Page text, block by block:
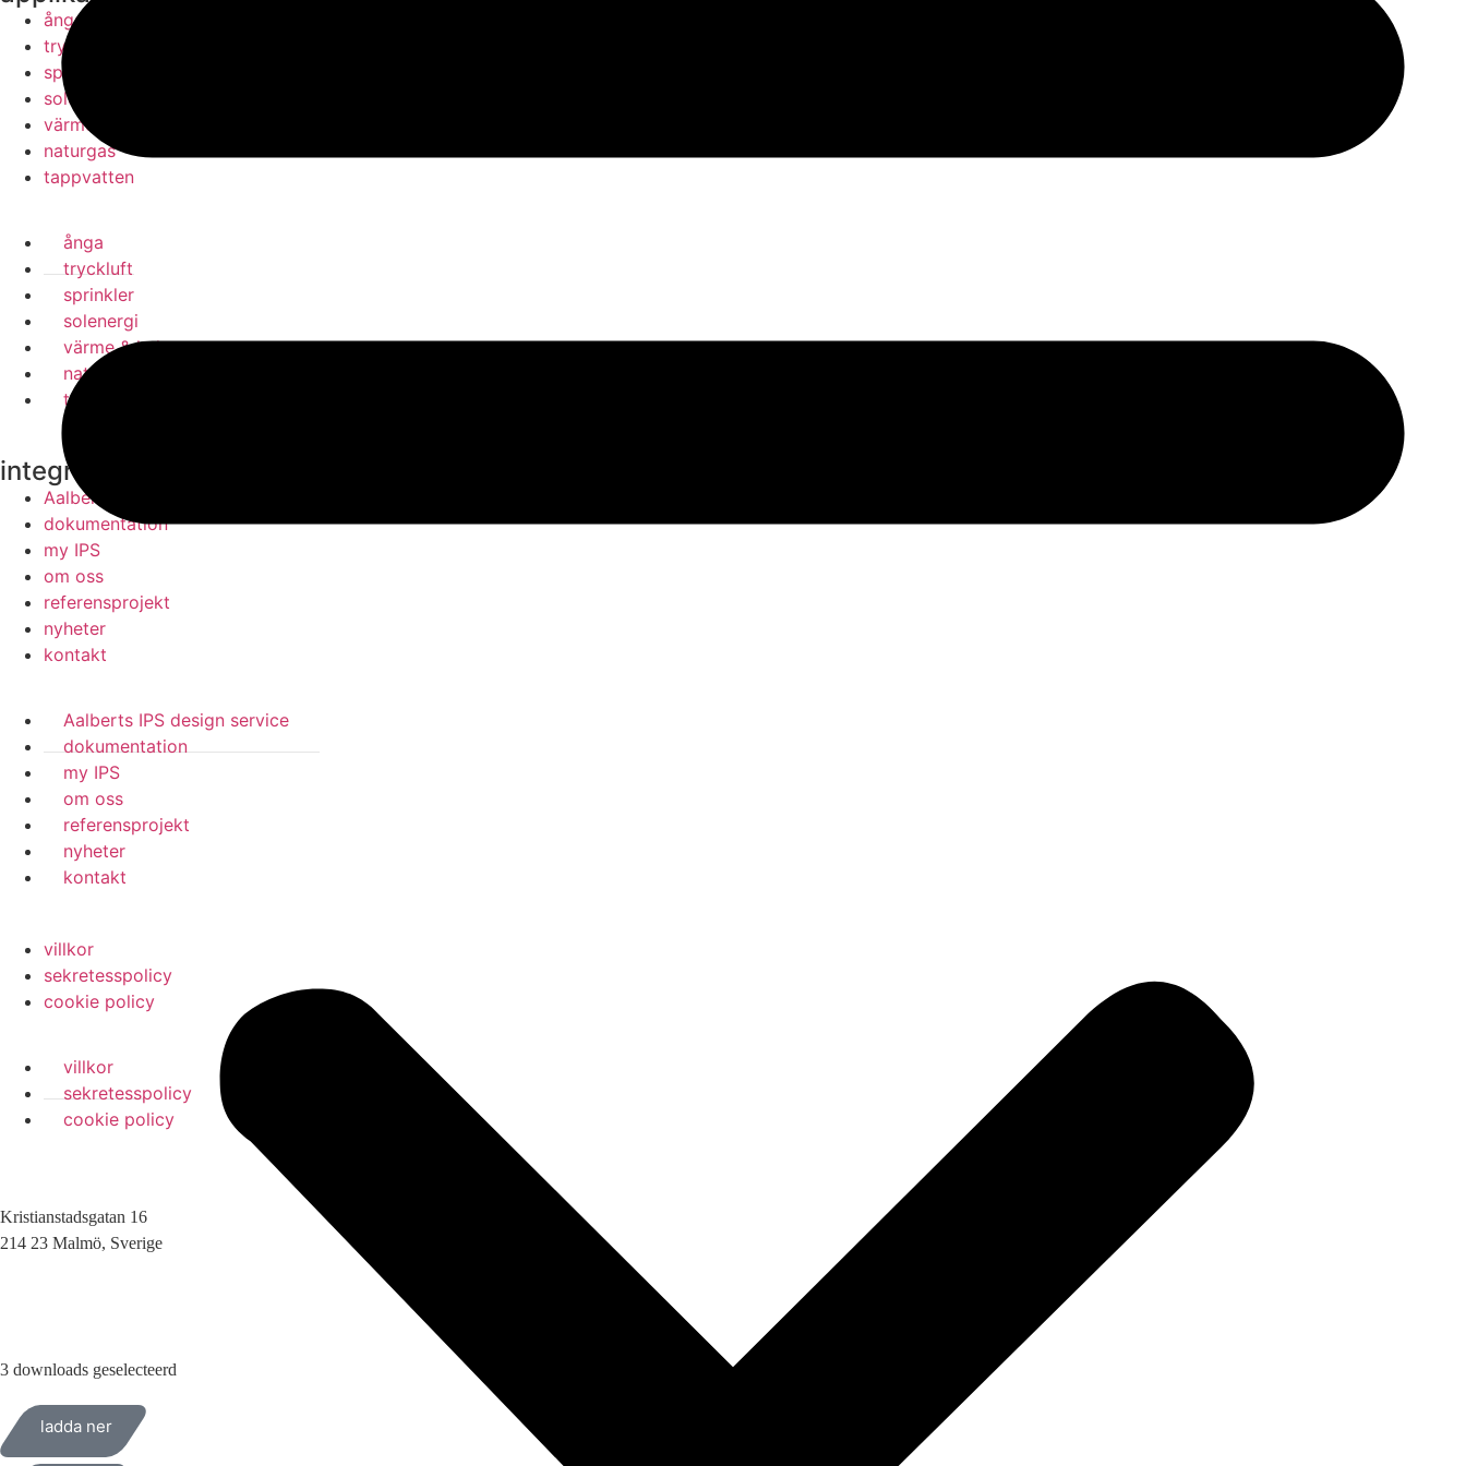
ånga
tryckluft
sprinkler
solenergi
värme & kyla
naturgas
tappvatten
ånga
tryckluft
sprinkler
solenergi
värme & kyla
naturgas
tappvatten
integrated piping systems
Aalberts IPS design service
dokumentation
my IPS
om oss
referensprojekt
nyheter
kontakt
Aalberts IPS design service
dokumentation
my IPS
om oss
referensprojekt
nyheter
kontakt
villkor
sekretesspolicy
cookie policy
villkor
sekretesspolicy
cookie policy
Kristianstadsgatan 16
214 23 Malmö, Sverige
3 downloads geselecteerd
ladda ner